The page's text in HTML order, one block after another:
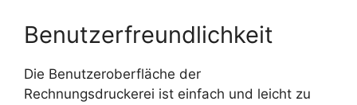
Benutzerfreundlichkeit
Die Benutzeroberfläche der
Rechnungsdruckerei ist einfach und leicht zu